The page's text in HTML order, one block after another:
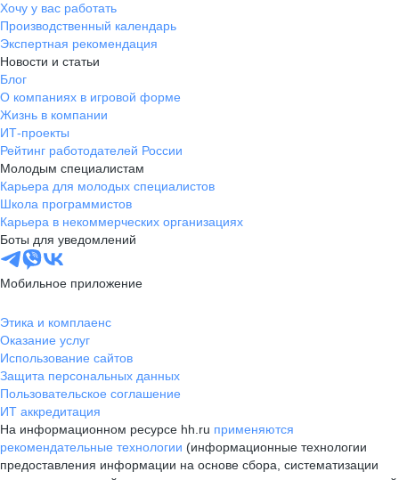
Хочу у вас работать
Производственный календарь
Экспертная рекомендация
Новости и статьи
Блог
О компаниях в игровой форме
Жизнь в компании
ИТ-проекты
Рейтинг работодателей России
Молодым специалистам
Карьера для молодых специалистов
Школа программистов
Карьера в некоммерческих организациях
Боты для уведомлений
Мобильное приложение
Этика и комплаенс
Оказание услуг
Использование сайтов
Защита персональных данных
Пользовательское соглашение
ИТ аккредитация
На информационном ресурсе hh.ru применяются
рекомендательные технологии (информационные технологии
предоставления информации на основе сбора, систематизации